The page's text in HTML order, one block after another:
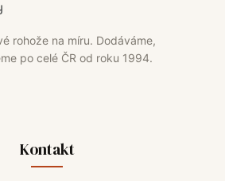
rohože na míru. Dodáváme,
po celé ČR od roku 1994.
Kontakt